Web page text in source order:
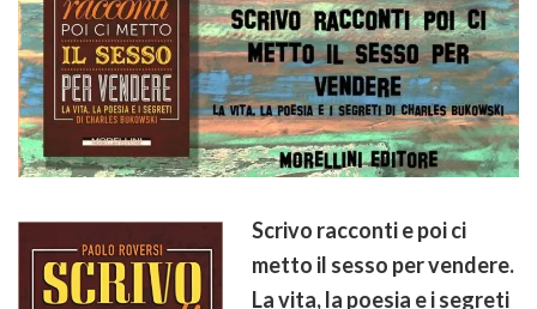
Scrivo racconti e poi ci
metto il sesso per vendere.
La vita, la poesia e i segreti